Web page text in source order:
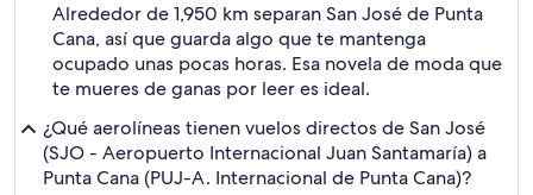
Alrededor de 1,950 km separan San José de Punta
Cana, así que guarda algo que te mantenga
ocupado unas pocas horas. Esa novela de moda que
te mueres de ganas por leer es ideal.
¿Qué aerolíneas tienen vuelos directos de San José
(SJO - Aeropuerto Internacional Juan Santamaría) a
Punta Cana (PUJ-A. Internacional de Punta Cana)?